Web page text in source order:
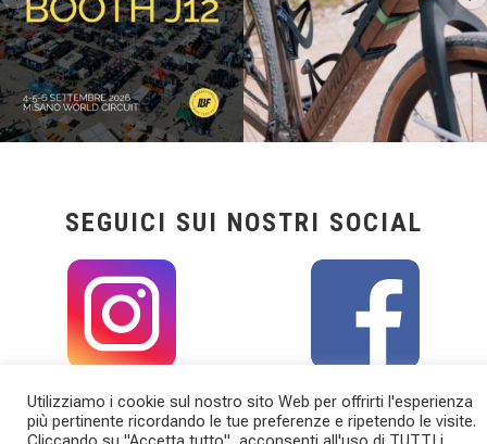
SEGUICI SUI NOSTRI SOCIAL
Utilizziamo i cookie sul nostro sito Web per offrirti l'esperienza
più pertinente ricordando le tue preferenze e ripetendo le visite.